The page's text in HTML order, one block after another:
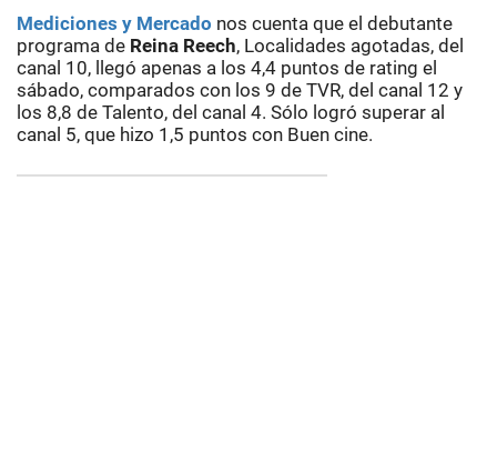
Mediciones y Mercado nos cuenta que el debutante
programa de Reina Reech, Localidades agotadas, del
canal 10, llegó apenas a los 4,4 puntos de rating el
sábado, comparados con los 9 de TVR, del canal 12 y
los 8,8 de Talento, del canal 4. Sólo logró superar al
canal 5, que hizo 1,5 puntos con Buen cine.